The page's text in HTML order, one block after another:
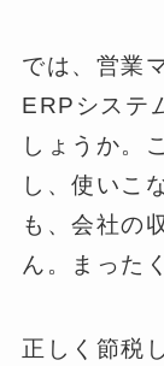
では、営業
ERPシステ
しょうか。
し、使いこ
も、会社の
ん。まった
正しく節税